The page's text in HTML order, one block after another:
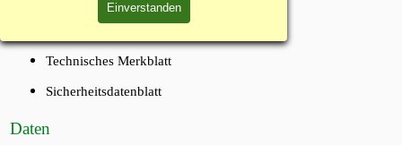
Einverstanden
Technisches Merkblatt
Sicherheitsdatenblatt
Daten